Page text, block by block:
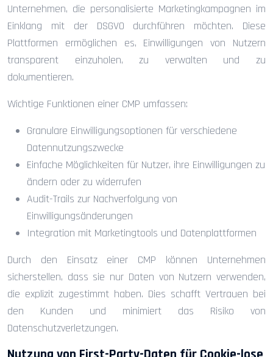
Unternehmen, die personalisierte Marketingkampagnen im
Einklang mit der DSGVO durchführen möchten. Diese
Plattformen ermöglichen es, Einwilligungen von Nutzern
transparent einzuholen, zu verwalten und zu
dokumentieren.
Wichtige Funktionen einer CMP umfassen:
Granulare Einwilligungsoptionen für verschiedene
Datennutzungszwecke
Einfache Möglichkeiten für Nutzer, ihre Einwilligungen zu
ändern oder zu widerrufen
Audit-Trails zur Nachverfolgung von
Einwilligungsänderungen
Integration mit Marketingtools und Datenplattformen
Durch den Einsatz einer CMP können Unternehmen
sicherstellen, dass sie nur Daten von Nutzern verwenden,
die explizit zugestimmt haben. Dies schafft Vertrauen bei
den Kunden und minimiert das Risiko von
Datenschutzverletzungen.